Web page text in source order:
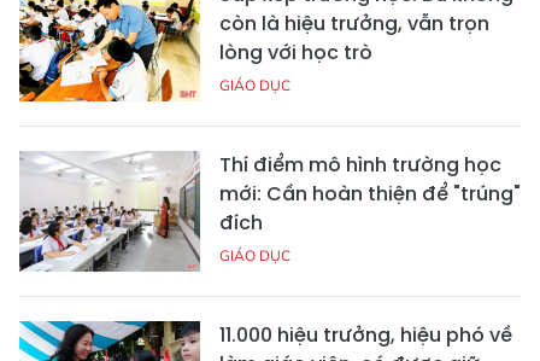
còn là hiệu trưởng, vẫn trọn
lòng với học trò
GIÁO DỤC
Thí điểm mô hình trường học
mới: Cần hoàn thiện để "trúng"
đích
GIÁO DỤC
11.000 hiệu trưởng, hiệu phó về